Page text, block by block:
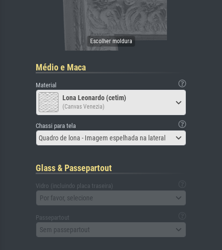
Médio e Maca
Material
Lona Leonardo (cetim)
(Canvas Venezia)
Chassi para tela
Quadro de lona - Imagem espelhada na lateral
Glass & Passepartout
Vidro (incluindo placa traseira)
Por favor, selecione
Passepartout
Sem passepartout